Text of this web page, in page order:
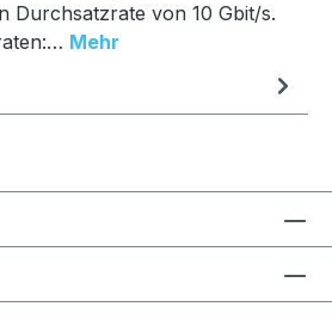
Durchsatzrate von 10 Gbit/s.
Mehr